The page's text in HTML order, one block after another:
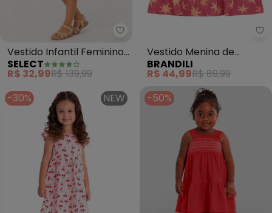
Select - Vestido Infantil
Vestido Infantil Feminino
em Cotton (Vermelho)
SELECT
R$ 32,99R$ 139,99
Vestido Menina de
Estrelas (Vermelho)
BRANDILI
R$ 44,99R$ 89,99
-30%
NEW -50%